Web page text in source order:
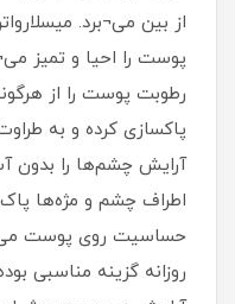
از بین می¬برد.
پوست را احیا و تمیز
رطوبت پوست را از
پاکسازی کرده و به
آرایش چشم‌ها را
اطراف چشم و مژه‌ها
حساسیت روی پوست
روزانه گزینه مناسبی